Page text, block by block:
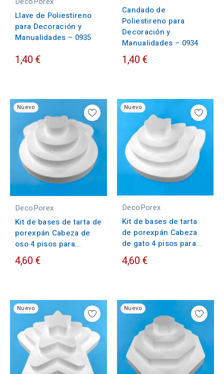
Llave de Poliestireno
para Decoración y
Manualidades – 0935
1,40 €
Candado de
Poliestireno para
Decoración y
Manualidades – 0934
1,40 €
Nuevo
DecoPorex
Kit de bases de tarta de
porexpán Cabeza de
oso 4 pisos para...
4,60 €
Nuevo
DecoPorex
Kit de bases de tarta
de porexpán Cabeza
de gato 4 pisos para...
4,60 €
Nuevo Nuevo